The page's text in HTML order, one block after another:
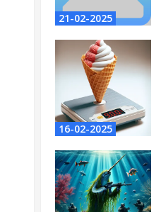
21-02-2025
16-02-2025